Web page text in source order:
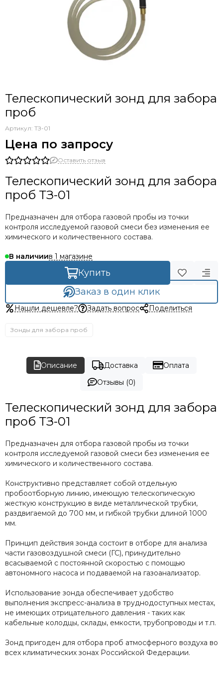
Телескопический зонд для забора
проб
Артикул: ТЗ-01
Цена по запросу
Оставить отзыв
Телескопический зонд для забора
проб ТЗ-01
Предназначен для отбора газовой пробы из точки
контроля исследуемой газовой смеси без изменения ее
химического и количественного состава.
В наличиив 1 магазине
Купить
Заказ в один клик
Нашли дешевле? Задать вопрос Поделиться
Зонды для забора проб
Описание Доставка
Оплата
Отзывы (0)
Телескопический зонд для забора
проб ТЗ-01
Предназначен для отбора газовой пробы из точки
контроля исследуемой газовой смеси без изменения ее
химического и количественного состава.
Конструктивно представляет собой отдельную
пробоотборную линию, имеющую телескопическую
жесткую конструкцию в виде металлической трубки,
раздвигаемой до 700 мм, и гибкой трубки длиной 1000
мм.
Принцип действия зонда состоит в отборе для анализа
части газовоздушной смеси (ГС), принудительно
всасываемой с постоянной скоростью с помощью
автономного насоса и подаваемой на газоанализатор.
Использование зонда обеспечивает удобство
выполнения экспресс-анализа в труднодоступных местах,
не имеющих отрицательного давления - таких как
кабельные колодцы, склады, емкости, трубопроводы и т.п.
Зонд пригоден для отбора проб атмосферного воздуха во
всех климатических зонах Российской Федерации.